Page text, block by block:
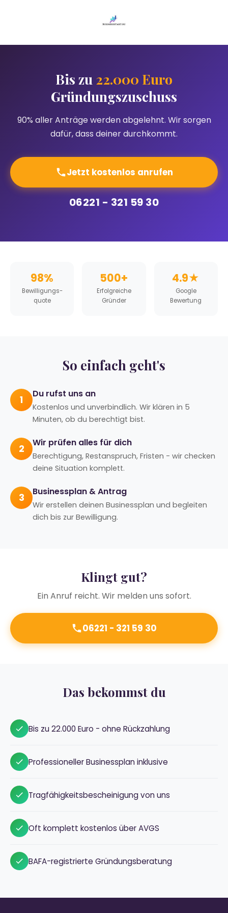
Bis zu 22.000 Euro
Gründungszuschuss
90% aller Anträge werden abgelehnt. Wir sorgen
dafür, dass deiner durchkommt.
Jetzt kostenlos anrufen
06221 - 321 59 30
98%
Bewilligungs­
quote
500+
Erfolgreiche
Gründer
4.9★
Google
Bewertung
So einfach geht's
1 Du rufst uns an
Kostenlos und unverbindlich. Wir klären in 5
Minuten, ob du berechtigt bist.
2 Wir prüfen alles für dich
Berechtigung, Restanspruch, Fristen - wir checken
deine Situation komplett.
3 Businessplan & Antrag
Wir erstellen deinen Businessplan und begleiten
dich bis zur Bewilligung.
Klingt gut?
Ein Anruf reicht. Wir melden uns sofort.
06221 - 321 59 30
Das bekommst du
Bis zu 22.000 Euro - ohne Rückzahlung
Professioneller Businessplan inklusive
Tragfähigkeitsbescheinigung von uns
Oft komplett kostenlos über AVGS
BAFA-registrierte Gründungsberatung